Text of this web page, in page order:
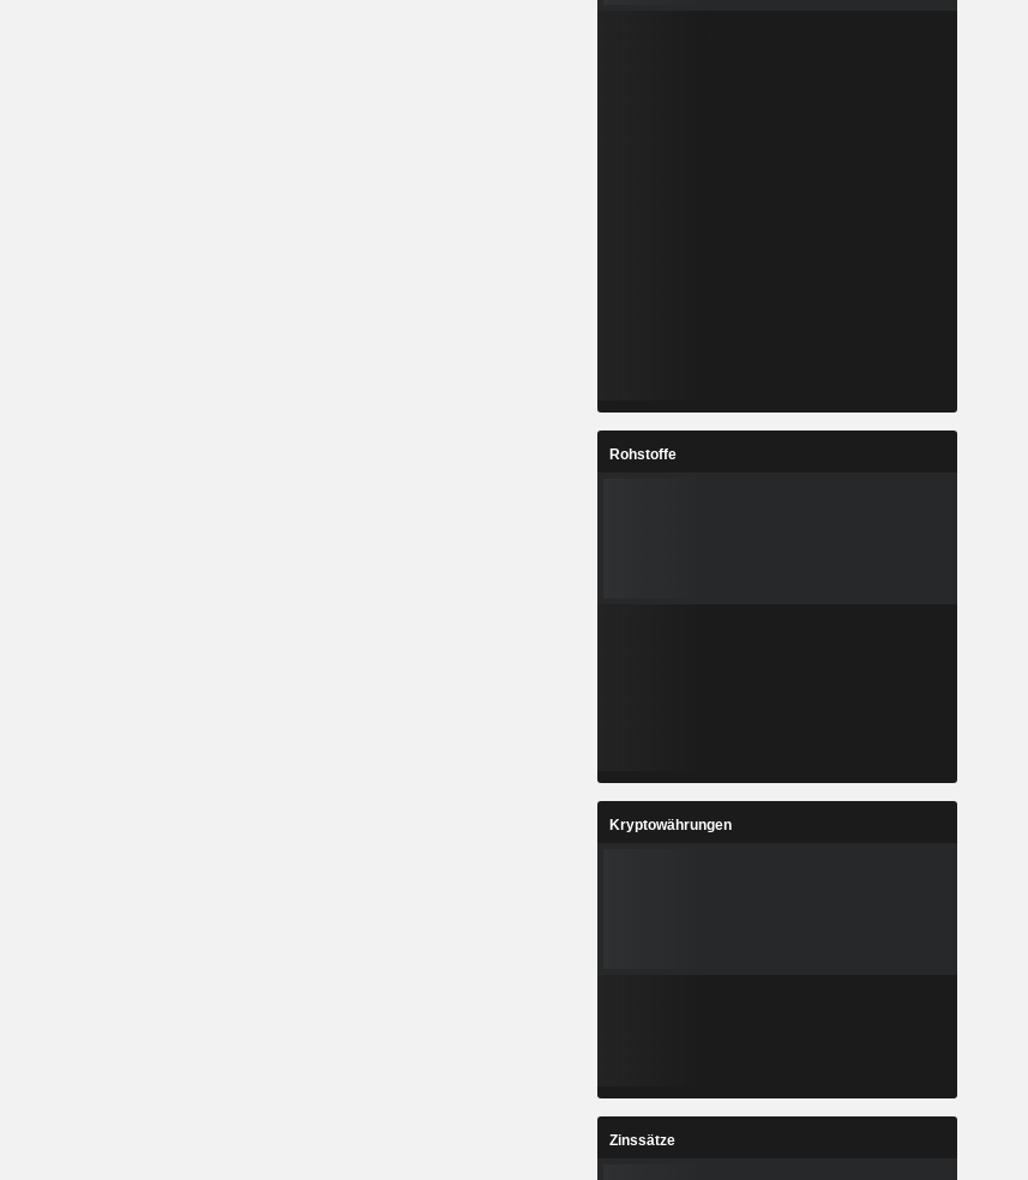
Rohstoffe
Kryptowährungen
Zinssätze